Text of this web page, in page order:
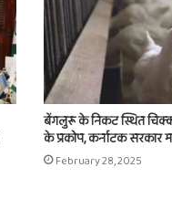
बेंगलुरू के निकट स्थित
के प्रकोप, कर्नाटक सरकार
February 28, 2025